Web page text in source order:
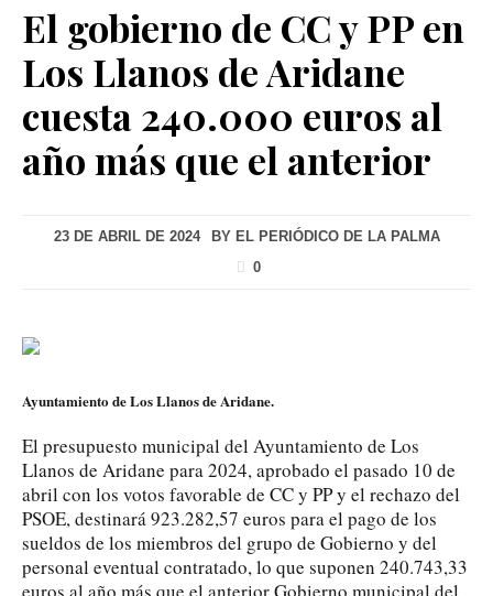
El gobierno de CC y PP en
Los Llanos de Aridane
cuesta 240.000 euros al
año más que el anterior
23 DE ABRIL DE 2024 BY EL PERIÓDICO DE LA PALMA
0
Ayuntamiento de Los Llanos de Aridane.
El presupuesto municipal del Ayuntamiento de Los
Llanos de Aridane para 2024, aprobado el pasado 10 de
abril con los votos favorable de CC y PP y el rechazo del
PSOE, destinará 923.282,57 euros para el pago de los
sueldos de los miembros del grupo de Gobierno y del
personal eventual contratado, lo que suponen 240.743,33
euros al año más que el anterior Gobierno municipal del